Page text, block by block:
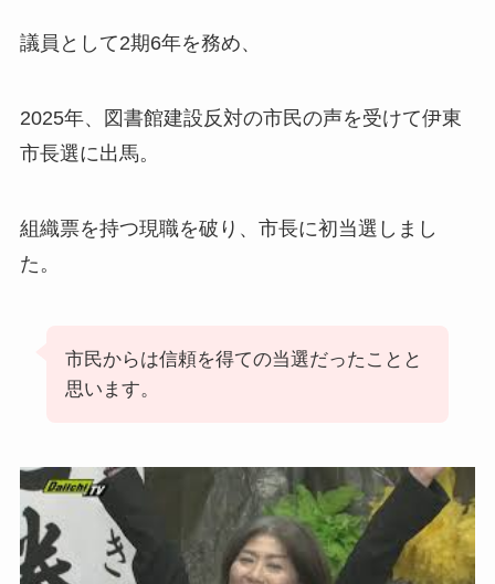
議員として2期6年を務め、
2025年、図書館建設反対の市民の声を受けて伊東
市長選に出馬。
組織票を持つ現職を破り、市長に初当選しまし
た。
市民からは信頼を得ての当選だったことと
思います。